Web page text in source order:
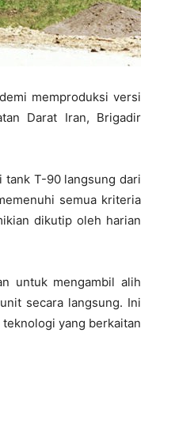
memproduksi versi
Darat Iran, Brigadir
tank T-90 langsung dari
semua kriteria
dikutip oleh harian
untuk mengambil alih
secara langsung. Ini
yang berkaitan